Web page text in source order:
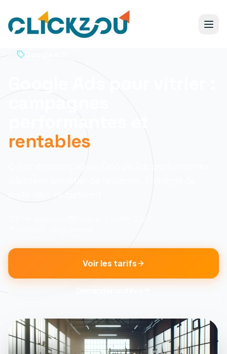
Google Ads pour vitrier :
campagnes
performantes et
rentables
Créez des campagnes Google Ads performantes
adaptées au métier de terrassier. Stratégie de
mots-clés, rédaction d
15 février 2026
Voir les tarifs